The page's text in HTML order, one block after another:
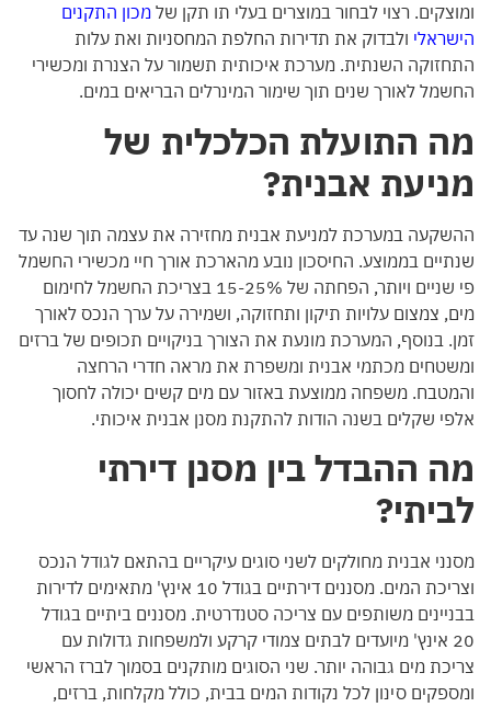
ומוצקים. רצוי לבחור במוצרים בעלי תו תקן של מכון התקנים
הישראלי ולבדוק את תדירות החלפת המחסניות ואת עלות
התחזוקה השנתית. מערכת איכותית תשמור על הצנרת ומכשירי
החשמל לאורך שנים תוך שימור המינרלים הבריאים במים.
מה התועלת הכלכלית של
מניעת אבנית?
ההשקעה במערכת למניעת אבנית מחזירה את עצמה תוך שנה עד
שנתיים בממוצע. החיסכון נובע מהארכת אורך חיי מכשירי החשמל
פי שניים ויותר, הפחתה של 15-25% בצריכת החשמל לחימום
מים, צמצום עלויות תיקון ותחזוקה, ושמירה על ערך הנכס לאורך
זמן. בנוסף, המערכת מונעת את הצורך בניקויים תכופים של ברזים
ומשטחים מכתמי אבנית ומשפרת את מראה חדרי הרחצה
והמטבח. משפחה ממוצעת באזור עם מים קשים יכולה לחסוך
אלפי שקלים בשנה הודות להתקנת מסנן אבנית איכותי.
מה ההבדל בין מסנן דירתי
לביתי?
מסנני אבנית מחולקים לשני סוגים עיקריים בהתאם לגודל הנכס
וצריכת המים. מסננים דירתיים בגודל 10 אינץ' מתאימים לדירות
בבניינים משותפים עם צריכה סטנדרטית. מסננים ביתיים בגודל
20 אינץ' מיועדים לבתים צמודי קרקע ולמשפחות גדולות עם
צריכת מים גבוהה יותר. שני הסוגים מותקנים בסמוך לברז הראשי
ומספקים סינון לכל נקודות המים בבית, כולל מקלחות, ברזים,